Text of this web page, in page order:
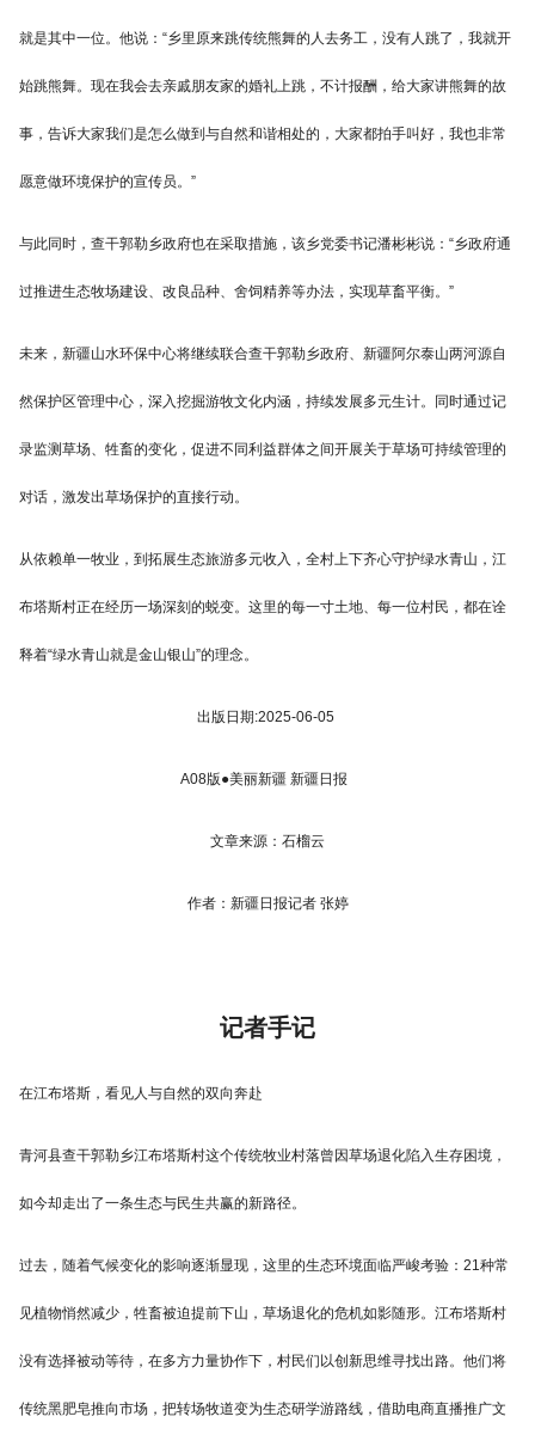
就是其中一位。他说：“乡里原来跳传统熊舞的人去务工，没有人跳了，我就开
始跳熊舞。现在我会去亲戚朋友家的婚礼上跳，不计报酬，给大家讲熊舞的故
事，告诉大家我们是怎么做到与自然和谐相处的，大家都拍手叫好，我也非常
愿意做环境保护的宣传员。”
与此同时，查干郭勒乡政府也在采取措施，该乡党委书记潘彬彬说：“乡政府通
过推进生态牧场建设、改良品种、舍饲精养等办法，实现草畜平衡。”
未来，新疆山水环保中心将继续联合查干郭勒乡政府、新疆阿尔泰山两河源自
然保护区管理中心，深入挖掘游牧文化内涵，持续发展多元生计。同时通过记
录监测草场、牲畜的变化，促进不同利益群体之间开展关于草场可持续管理的
对话，激发出草场保护的直接行动。
从依赖单一牧业，到拓展生态旅游多元收入，全村上下齐心守护绿水青山，江
布塔斯村正在经历一场深刻的蜕变。这里的每一寸土地、每一位村民，都在诠
释着“绿水青山就是金山银山”的理念。
出版日期:2025-06-05
A08版●美丽新疆 新疆日报
文章来源：石榴云
作者：新疆日报记者 张婷
记者手记
在江布塔斯，看见人与自然的双向奔赴
青河县查干郭勒乡江布塔斯村这个传统牧业村落曾因草场退化陷入生存困境，
如今却走出了一条生态与民生共赢的新路径。
过去，随着气候变化的影响逐渐显现，这里的生态环境面临严峻考验：21种常
见植物悄然减少，牲畜被迫提前下山，草场退化的危机如影随形。江布塔斯村
没有选择被动等待，在多方力量协作下，村民们以创新思维寻找出路。他们将
传统黑肥皂推向市场，把转场牧道变为生态研学游路线，借助电商直播推广文